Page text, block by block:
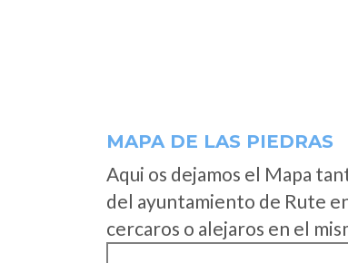
MAPA DE LAS PIEDRAS
Aqui os dejamos el Mapa
del ayuntamiento de Rute
cercaros o alejaros en el